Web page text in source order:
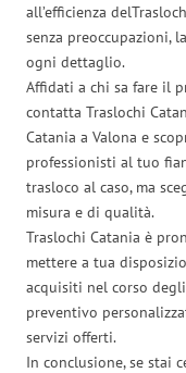
all’efficienza
senza preoccupazioni,
ogni dettaglio.
Affidati a chi sa fare il
contatta Traslochi
Catania a Valona e
professionisti al tuo
trasloco al caso, ma
misura e di qualità.
Traslochi Catania è
mettere a tua
acquisiti nel corso
preventivo
servizi offerti.
In conclusione, se stai